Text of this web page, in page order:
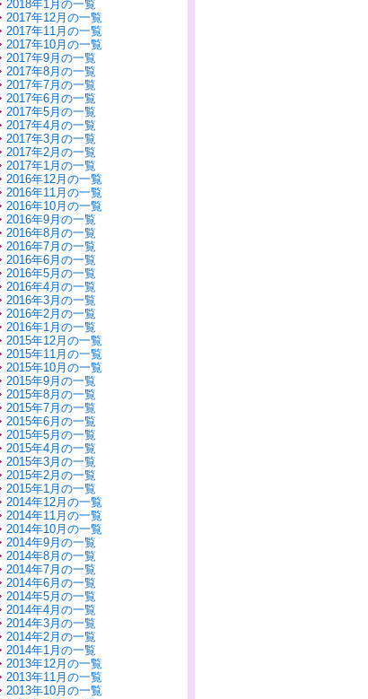
2018年1月の一覧
2017年12月の一覧
2017年11月の一覧
2017年10月の一覧
2017年9月の一覧
2017年8月の一覧
2017年7月の一覧
2017年6月の一覧
2017年5月の一覧
2017年4月の一覧
2017年3月の一覧
2017年2月の一覧
2017年1月の一覧
2016年12月の一覧
2016年11月の一覧
2016年10月の一覧
2016年9月の一覧
2016年8月の一覧
2016年7月の一覧
2016年6月の一覧
2016年5月の一覧
2016年4月の一覧
2016年3月の一覧
2016年2月の一覧
2016年1月の一覧
2015年12月の一覧
2015年11月の一覧
2015年10月の一覧
2015年9月の一覧
2015年8月の一覧
2015年7月の一覧
2015年6月の一覧
2015年5月の一覧
2015年4月の一覧
2015年3月の一覧
2015年2月の一覧
2015年1月の一覧
2014年12月の一覧
2014年11月の一覧
2014年10月の一覧
2014年9月の一覧
2014年8月の一覧
2014年7月の一覧
2014年6月の一覧
2014年5月の一覧
2014年4月の一覧
2014年3月の一覧
2014年2月の一覧
2014年1月の一覧
2013年12月の一覧
2013年11月の一覧
2013年10月の一覧